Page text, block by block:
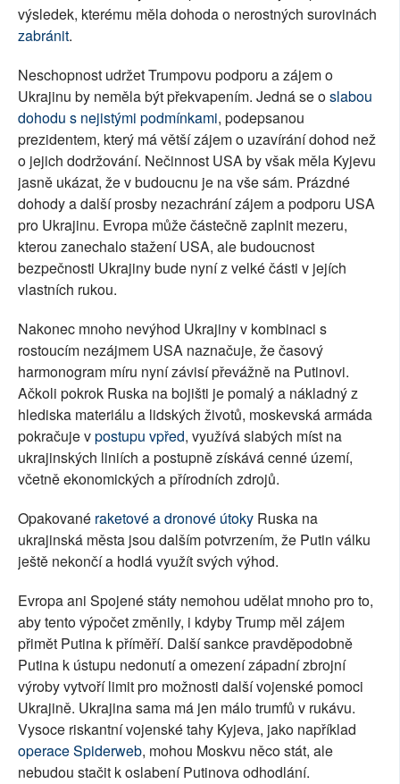
výsledek, kterému měla dohoda o nerostných surovinách
zabránit.
Neschopnost udržet Trumpovu podporu a zájem o
Ukrajinu by neměla být překvapením. Jedná se oslabou
dohodu s nejistými podmínkami, podepsanou
prezidentem, který má větší zájem o uzavírání dohod než
o jejich dodržování. Nečinnost USA by však měla Kyjevu
jasně ukázat, že v budoucnu je na vše sám. Prázdné
dohody a další prosby nezachrání zájem a podporu USA
pro Ukrajinu. Evropa může částečně zaplnit mezeru,
kterou zanechalo stažení USA, ale budoucnost
bezpečnosti Ukrajiny bude nyní z velké části v jejích
vlastních rukou.
Nakonec mnoho nevýhod Ukrajiny v kombinaci s
rostoucím nezájmem USA naznačuje, že časový
harmonogram míru nyní závisí převážně na Putinovi.
Ačkoli pokrok Ruska na bojišti je pomalý a nákladný z
hlediska materiálu a lidských životů, moskevská armáda
pokračuje vpostupu vpřed, využívá slabých míst na
ukrajinských liniích a postupně získává cenné území,
včetně ekonomických a přírodních zdrojů.
Opakované raketové a dronové útoky Ruska na
ukrajinská města jsou dalším potvrzením, že Putin válku
ještě nekončí a hodlá využít svých výhod.
Evropa ani Spojené státy nemohou udělat mnoho pro to,
aby tento výpočet změnily, i kdyby Trump měl zájem
přimět Putina k příměří. Další sankce pravděpodobně
Putina k ústupu nedonutí a omezení západní zbrojní
výroby vytvoří limit pro možnosti další vojenské pomoci
Ukrajině. Ukrajina sama má jen málo trumfů v rukávu.
Vysoce riskantní vojenské tahy Kyjeva, jako například
operace Spiderweb, mohou Moskvu něco stát, ale
nebudou stačit k oslabení Putinova odhodlání.